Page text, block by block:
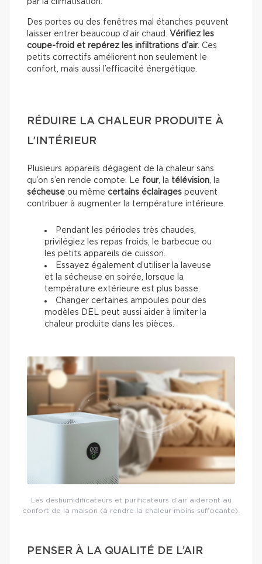
par la climatisation.
Des portes ou des fenêtres mal étanches peuvent
laisser entrer beaucoup d’air chaud. Vérifiez les
coupe-froid et repérez les infiltrations d’air. Ces
petits correctifs améliorent non seulement le
confort, mais aussi l’efficacité énergétique.
RÉDUIRE LA CHALEUR PRODUITE À
L’INTÉRIEUR
Plusieurs appareils dégagent de la chaleur sans
qu’on s’en rende compte. Le four, la télévision, la
sécheuse ou même certains éclairages peuvent
contribuer à augmenter la température intérieure.
Pendant les périodes très chaudes,
privilégiez les repas froids, le barbecue ou
les petits appareils de cuisson.
Essayez également d’utiliser la laveuse
et la sécheuse en soirée, lorsque la
température extérieure est plus basse.
Changer certaines ampoules pour des
modèles DEL peut aussi aider à limiter la
chaleur produite dans les pièces.
Les déshumidificateurs et purificateurs d’air aideront au
confort de la maison (à rendre la chaleur moins suffocante).
PENSER À LA QUALITÉ DE L’AIR